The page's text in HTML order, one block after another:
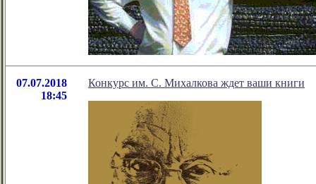
07.07.2018
18:45
Конкурс им. С. Михалкова ждет ваши книги